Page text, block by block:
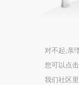
对不起,亲!
您可以点
我们社区